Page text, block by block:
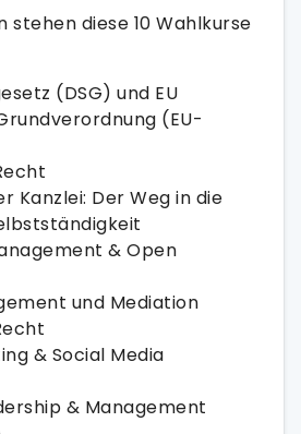
stehen diese 10 Wahlkurse
(DSG) und EU
(EU-
Kanzlei: Der Weg in die
& Open
und Mediation
& Social Media
& Management